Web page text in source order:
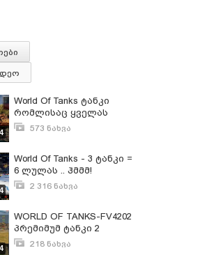
World Of Tanks ტანკი
რომლისაც ყველას
ეშინია573 ნახვა
World Of Tanks - 3 ტანკი =
6 ლულას .. ჰმმმ!
2 316 ნახვა
WORLD OF TANKS-FV4202
პრემიმუმ ტანკი 2
218 ნახვა